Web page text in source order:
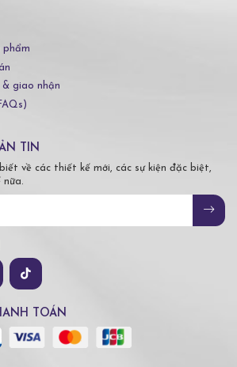
phẩm
& giao nhận
TIN
về các thiết kế mới, các sự kiện đặc biệt,
TOÁN